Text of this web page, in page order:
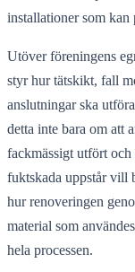
installationer som kan
Utöver föreningens
styr hur tätskikt, fall
anslutningar ska
detta inte bara om att
fackmässigt utfört
fuktskada uppstår vill
hur renoveringen
material som
hela processen.